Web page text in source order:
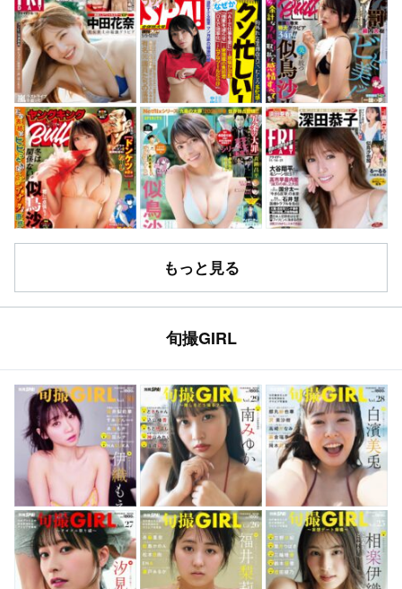
もっと見る
旬撮GIRL